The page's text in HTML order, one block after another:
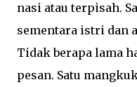
nasi atau terpisah.
sementara istri dan
Tidak berapa lama
pesan. Satu